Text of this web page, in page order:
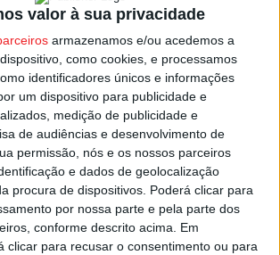
valor à sua privacidade
armazenamos e/ou acedemos a
como cookies, e processamos
identificadores únicos e informações
um dispositivo para publicidade e
medição de publicidade e
de audiências e desenvolvimento de
permissão, nós e os nossos parceiros
e dados de geolocalização
procura de dispositivos. Poderá clicar para
por nossa parte e pela parte dos
conforme descrito acima. Em
clicar para recusar o consentimento ou para
se ao guarda-redes Raúl Pereira,
a Gustavo Martins. O universal, de 34
Viseu 2001, clube onde foi decisivo na
em 2024/25, ao apontar 41 golos em
o clube garantiu a
de Andrade, guarda-redes de 21
por mais duas épocas, de Russo, ala de
a sétima temporada consecutiva
de João Teixeira, universal de 39